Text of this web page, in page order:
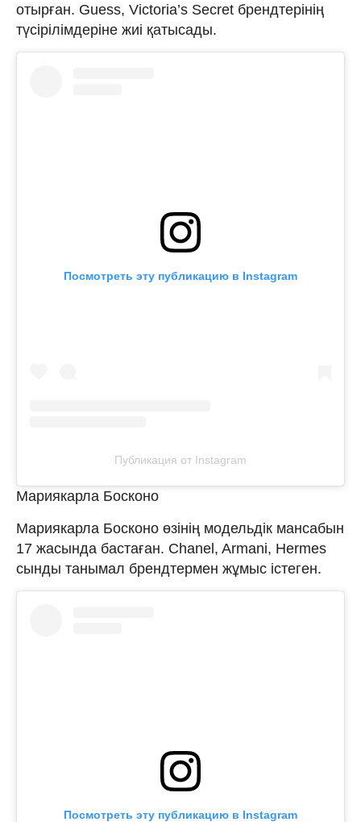
отырған. Guess, Victoria’s Secret брендтерінің
түсірілімдеріне жиі қатысады.
Посмотреть эту публикацию в Instagram
Публикация от Instagram
Мариякарла Босконо
Мариякарла Босконо өзінің модельдік мансабын
17 жасында бастаған. Chanel, Armani, Hermes
сынды танымал брендтермен жұмыс істеген.
Посмотреть эту публикацию в Instagram